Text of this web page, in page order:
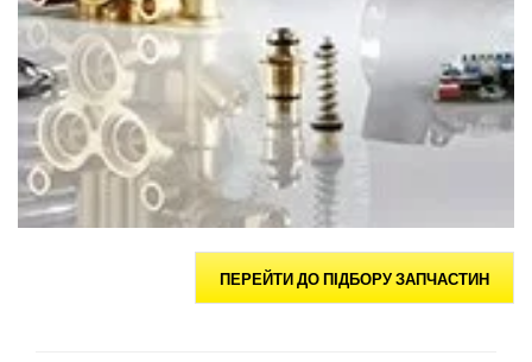
ПЕРЕЙТИ ДО ПІДБОРУ ЗАПЧАСТИН